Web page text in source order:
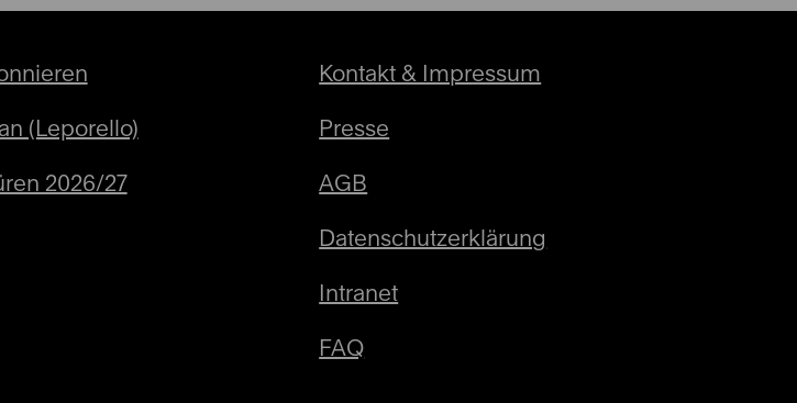
(Leporello)
2026/27
Kontakt & Impressum
Presse
AGB
Datenschutzerklärung
Intranet
FAQ